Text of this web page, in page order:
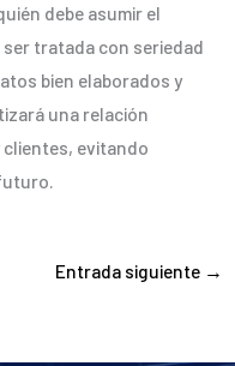
debe asumir el
tratada con seriedad
bien elaborados y
una relación
evitando
Entrada siguiente →